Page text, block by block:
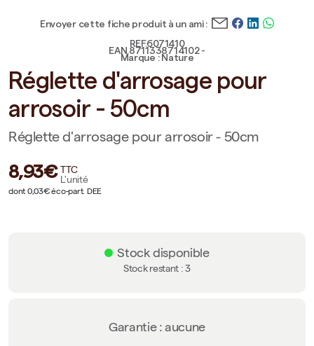
Marque : Nature
EAN.8711338714102 -
REF.6071410
Envoyer cette fiche produit à un ami :
Réglette d'arrosage pour
arrosoir - 50cm
Réglette d'arrosage pour arrosoir - 50cm
8,93€ TTC
L'unité
dont 0,03€ éco-part. DEE
Stock disponible
Stock restant :3
Garantie : aucune